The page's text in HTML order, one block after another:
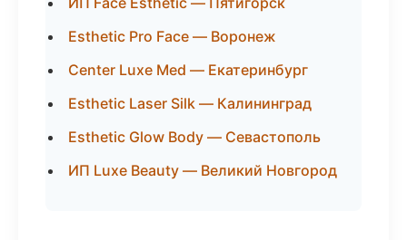
Esthetic Pro Face — Воронеж
Center Luxe Med — Екатеринбург
Esthetic Laser Silk — Калининград
Esthetic Glow Body — Севастополь
ИП Luxe Beauty — Великий Новгород